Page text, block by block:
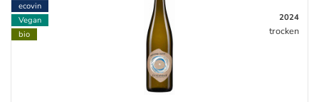
ecovin
Vegan
bio
2024
trocken